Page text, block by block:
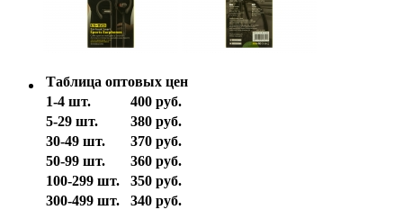
Таблица оптовых цен
1-4 шт.
400 руб.
5-29 шт.
380 руб.
30-49 шт.
370 руб.
50-99 шт.
360 руб.
100-299 шт.
350 руб.
300-499 шт.
340 руб.